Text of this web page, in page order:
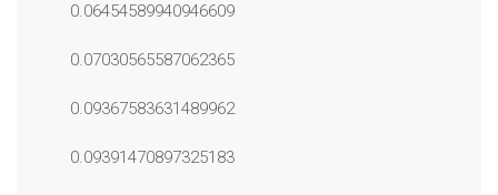
0.06454589940946609
0.07030565587062365
0.09367583631489962
0.09391470897325183